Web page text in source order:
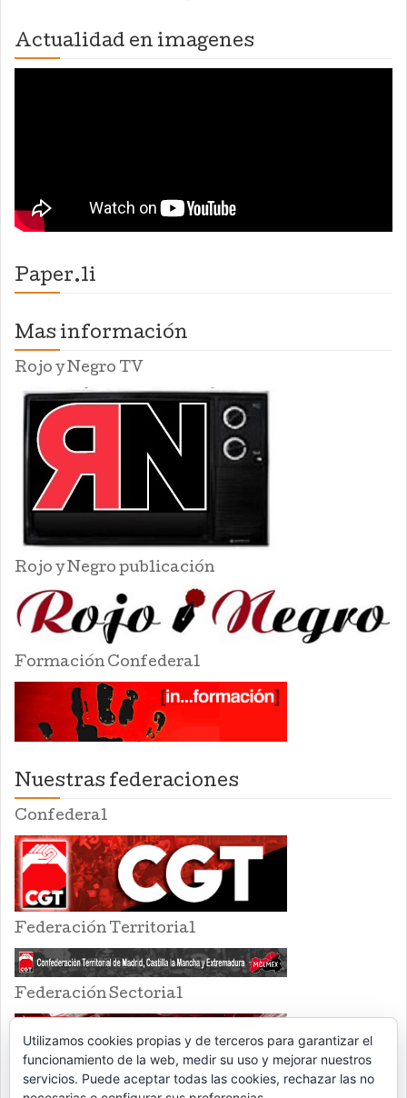
Actualidad en imagenes
Paper.li
Mas información
Rojo y Negro TV
Rojo y Negro publicación
Formación Confederal
Nuestras federaciones
Confederal
Federación Territorial
Federación Sectorial
Utilizamos cookies propias y de terceros para garantizar el
funcionamiento de la web, medir su uso y mejorar nuestros
servicios. Puede aceptar todas las cookies, rechazar las no